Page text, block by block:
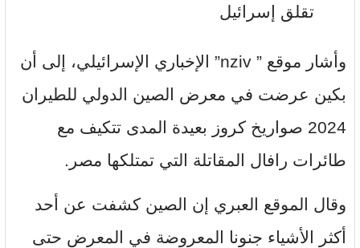
وأشار موقع ” nziv” الإخباري الإسرائيلي، إلى أن
بكين عرضت في معرض الصين الدولي للطيران
2024 صواريخ كروز بعيدة المدى تتكيف مع
طائرات رافال المقاتلة التي تمتلكها مصر.
وقال الموقع العبري إن الصين كشفت عن أحد
أكثر الأشياء جنونا المعروضة في المعرض حتى